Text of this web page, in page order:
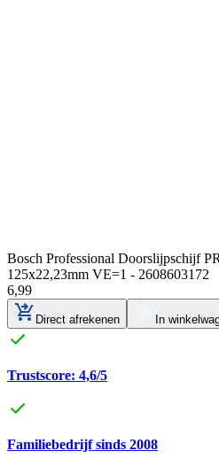
Bosch Professional Doorslijpschijf
125x22,23mm VE=1 - 2608603172
6,99
Direct afrekenen In
Trustscore: 4,6/5
Familiebedrijf sinds 2008